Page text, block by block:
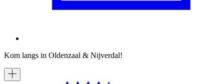
Kom langs in Oldenzaal & Nijverdal!